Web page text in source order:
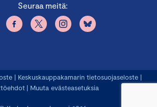
Seuraa meitä:
| Keskuskauppakamarin tietosuojaseloste |
| Muuta evästeasetuksia